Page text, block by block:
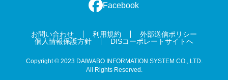
Facebook
お問い合わせ 利用規約
外部送信ポリシー
個人情報保護方針
DISコーポレートサイトへ
Copyright © 2023 DAIWABO INFORMATION SYSTEM CO., LTD.
All Rights Reserved.